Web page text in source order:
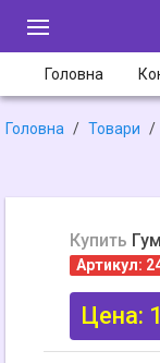
Головна
Головна Товари
Купить
Артикул:
Цена: